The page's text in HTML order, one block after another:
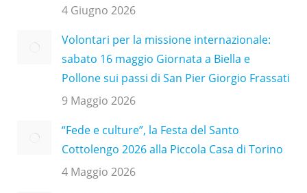
4 Giugno 2026
Volontari per la missione internazionale:
sabato 16 maggio Giornata a Biella e
Pollone sui passi di San Pier Giorgio Frassati
9 Maggio 2026
“Fede e culture”, la Festa del Santo
Cottolengo 2026 alla Piccola Casa di Torino
4 Maggio 2026